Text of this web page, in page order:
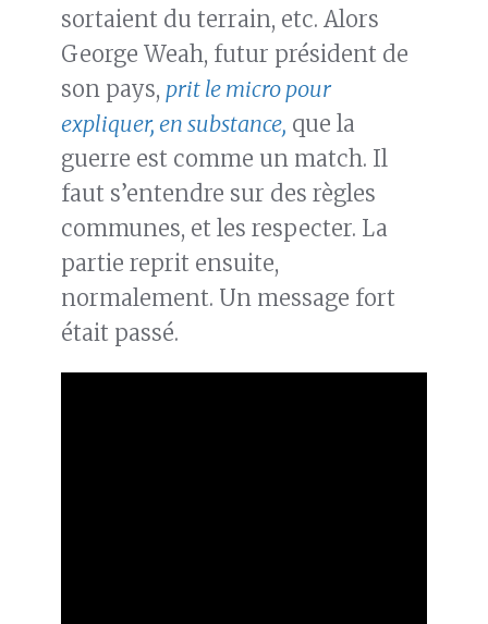
sortaient du terrain, etc. Alors
George Weah, futur président de
son pays, prit le micro pour
expliquer, en substance, que la
guerre est comme un match. Il
faut s’entendre sur des règles
communes, et les respecter. La
partie reprit ensuite,
normalement. Un message fort
était passé.